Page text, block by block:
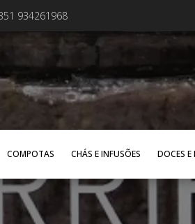
934261968
COMPOTAS CHÁS E INFUSÕES DOCES E